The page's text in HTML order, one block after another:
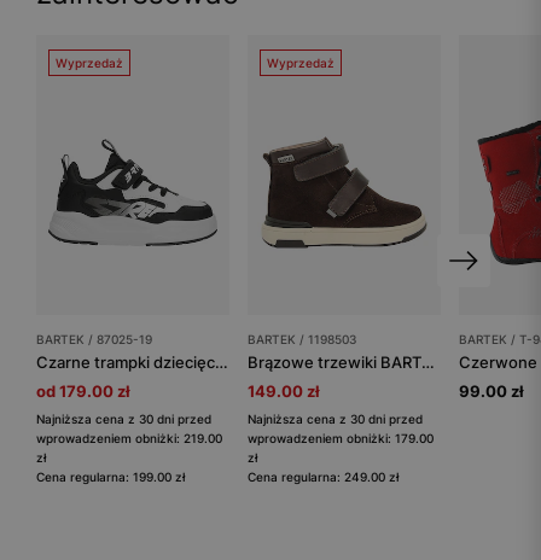
Wyprzedaż
BARTEK / 87025-19
Czarne trampki dziecięce na platformie BARTEK 87025-19
od 179.00 zł
Najniższa cena z 30 dni przed
wprowadzeniem obniżki: 219.00
zł
Cena regularna: 199.00 zł
Wyprzedaż
BARTEK / 1198503
Brązowe trzewiki BARTEK 1198503 z połączenia weluru i skóry licowej
149.00 zł
Najniższa cena z 30 dni przed
wprowadzeniem obniżki: 179.00
zł
Cena regularna: 249.00 zł
BARTEK / T-
99.00 zł